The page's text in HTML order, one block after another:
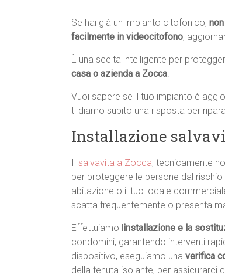
Se hai già un impianto citofonico,
facilmente in videocitofono,
È una scelta intelligente per
casa o azienda a Zocca.
Vuoi sapere se il tuo impianto è
ti diamo subito una risposta per
Installazione
salvavita a Zocca, tecnicamente
per proteggere le persone dal
abitazione o il tuo locale
scatta frequentemente o presenta
Effettuiamo l installazione e la
condomini, garantendo interventi
dispositivo, eseguiamo una verifica
della tenuta isolante, per assicurarci